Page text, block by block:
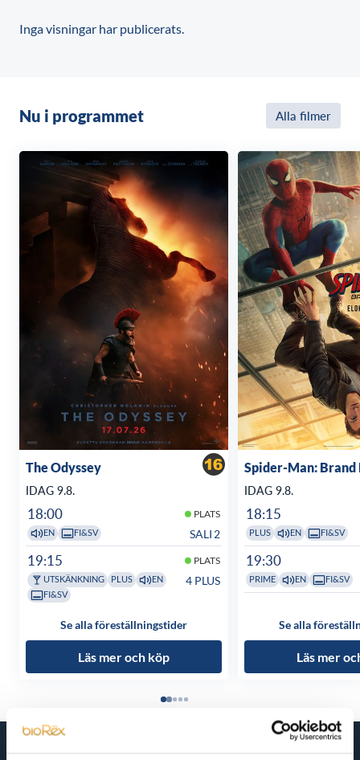
fightern Wild Knuckles, blir Gru intervjuad för att bli
Inga visningar har publicerats.
Nu i programmet Alla filmer
The Odyssey
IDAG 9.8.
18:00 PLATS
EN FI&SV SALI 2
19:15 PLATS
UTSKÄNKNING PLUS
EN
FI&SV
4 PLUS
Se alla föreställningstider
Läs mer och köp
Spider-Man: Brand
IDAG 9.8.
18:15
PLUS EN FI&SV
19:30
PRIME EN FI&SV
Se alla
Läs mer